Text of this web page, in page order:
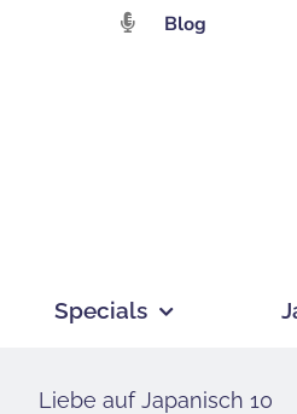
Blog
Specials
Liebe auf Japanisch 10